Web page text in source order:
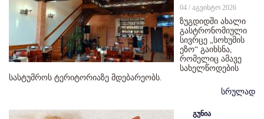
04 / აგვისტო 2026
ზუგდიდში ახალი
გასტრონომიული
სივრცე „სოხუმის
ეზო“ გაიხსნა,
რომელიც ამავე
სახელწოდების
სასტუმროს ტერიტორიაზე მდებარეობს.
სრულად
გუნია